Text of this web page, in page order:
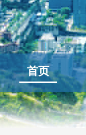
首页